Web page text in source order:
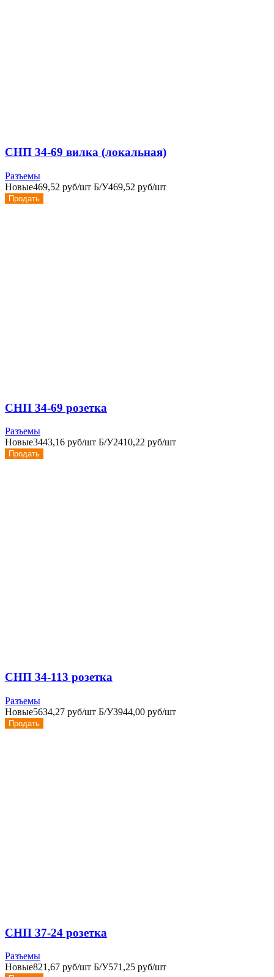
СНП 34-69 вилка (локальная)
Разъемы
Новые469,52 руб/шт Б/У469,52 руб/шт
Продать
СНП 34-69 розетка
Разъемы
Новые3443,16 руб/шт Б/У2410,22 руб/шт
Продать
СНП 34-113 розетка
Разъемы
Новые5634,27 руб/шт Б/У3944,00 руб/шт
Продать
СНП 37-24 розетка
Разъемы
Новые821,67 руб/шт Б/У571,25 руб/шт